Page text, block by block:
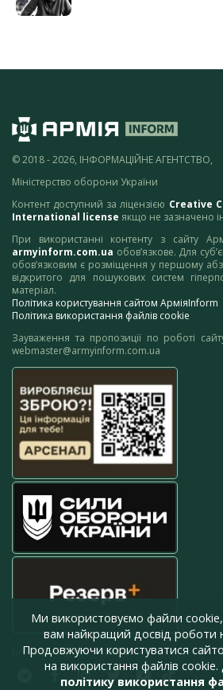
© 2018 - 2026, ІНФОРМАЦІЙНЕ АГЕНТСТВО,
Міністерство оборони України
Контент доступний за ліцензією Creative
International license якщо не зазначено
При використанні контенту з сайту
armyinform.com.ua обов’язкове. Для
обов’язковим є розміщення у першому
відкритого для пошукових систем
матеріал.
Політика користування сайтом АрміяInform
Політика використання файлів cookie
Зауваження та пропозиції по роботі
webmaster@armyinform.com.ua
press@armyinform.com.ua
Ми використовуємо файли
вам найкращий досвід роботи
Продовжуючи користуватися
на використання файлів
політику використання